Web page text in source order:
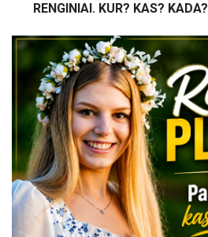
RENGINIAI. KUR? KAS? KADA?